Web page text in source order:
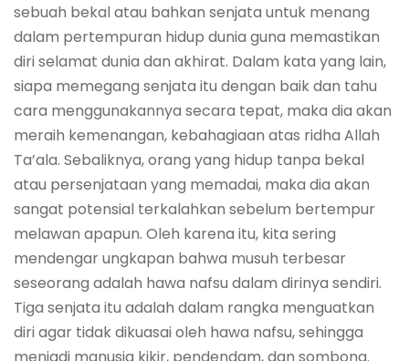
sebuah bekal atau bahkan senjata untuk menang
dalam pertempuran hidup dunia guna memastikan
diri selamat dunia dan akhirat. Dalam kata yang lain,
siapa memegang senjata itu dengan baik dan tahu
cara menggunakannya secara tepat, maka dia akan
meraih kemenangan, kebahagiaan atas ridha Allah
Ta’ala. Sebaliknya, orang yang hidup tanpa bekal
atau persenjataan yang memadai, maka dia akan
sangat potensial terkalahkan sebelum bertempur
melawan apapun. Oleh karena itu, kita sering
mendengar ungkapan bahwa musuh terbesar
seseorang adalah hawa nafsu dalam dirinya sendiri.
Tiga senjata itu adalah dalam rangka menguatkan
diri agar tidak dikuasai oleh hawa nafsu, sehingga
menjadi manusia kikir, pendendam, dan sombong.